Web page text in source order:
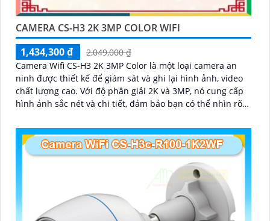
CAMERA CS-H3 2K 3MP COLOR WIFI
1,434,300 ₫
2,049,000 ₫
Camera Wifi CS-H3 2K 3MP Color là một loại camera an
ninh được thiết kế để giám sát và ghi lại hình ảnh, video
chất lượng cao. Với độ phân giải 2K và 3MP, nó cung cấp
hình ảnh sắc nét và chi tiết, đảm bảo bạn có thể nhìn rõ